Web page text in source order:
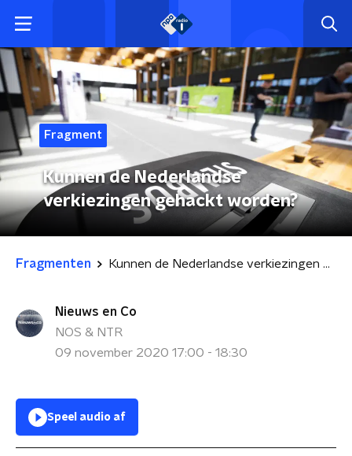
Fragment
Kunnen de Nederlandse
verkiezingen gehackt worden?
Fragmenten Kunnen de Nederlandse verkiezingen gehackt worden?
Nieuws en Co
NOS & NTR
09 november 2020 17:00 - 18:30
Speel audio af